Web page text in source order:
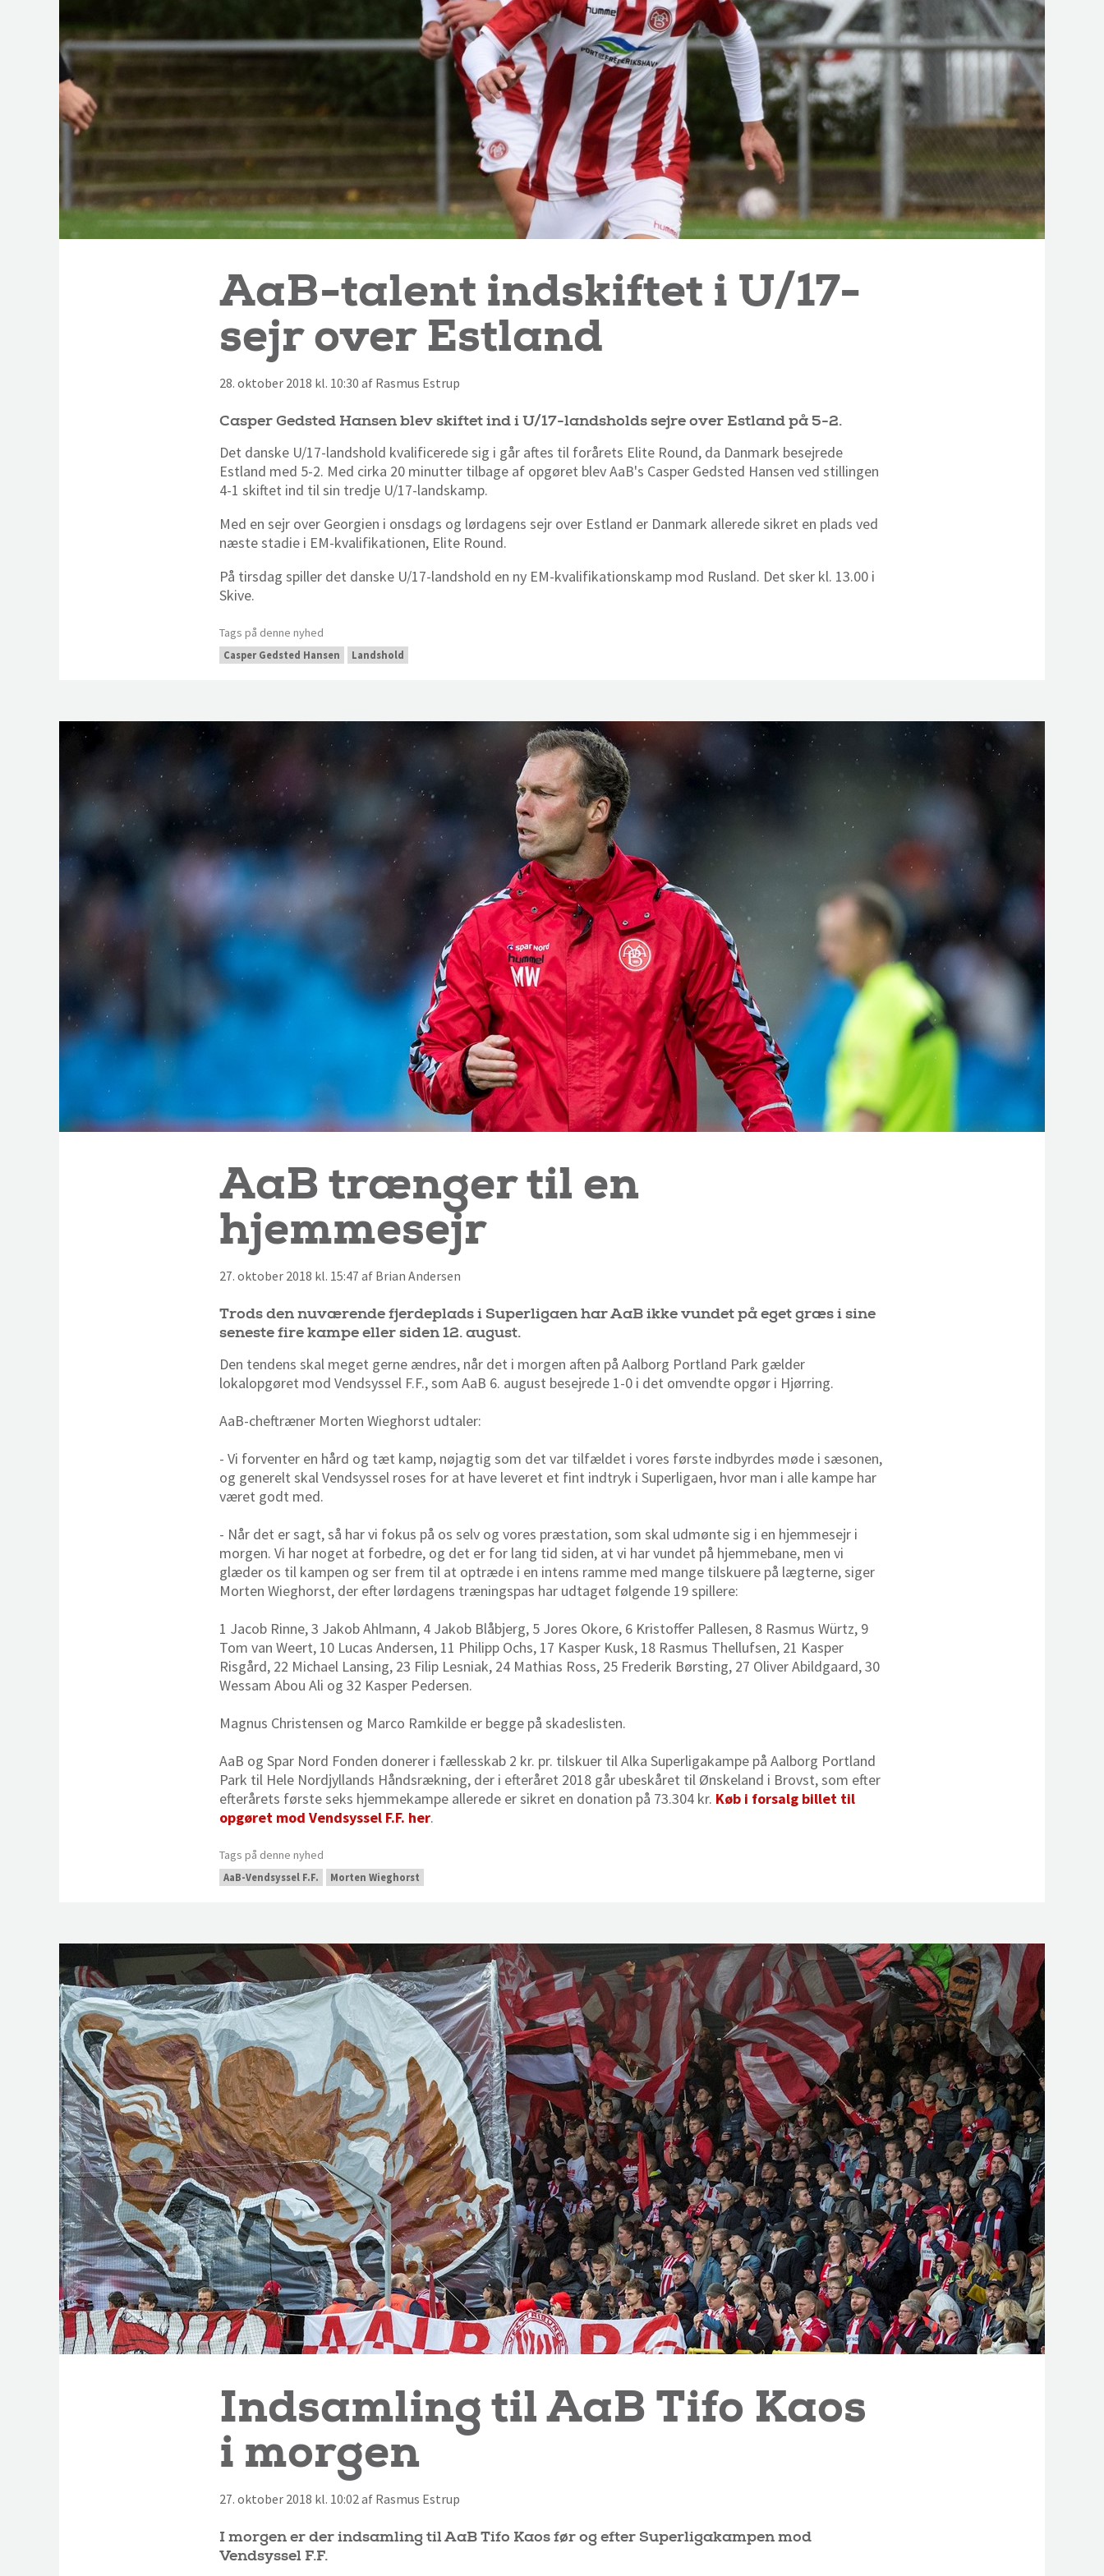
AaB-talent indskiftet i U/17-
sejr over Estland
28. oktober 2018 kl. 10:30 af Rasmus Estrup
Casper Gedsted Hansen blev skiftet ind i U/17-landsholds sejre over Estland på 5-2.
Det danske U/17-landshold kvalificerede sig i går aftes til forårets Elite Round, da Danmark besejrede
Estland med 5-2. Med cirka 20 minutter tilbage af opgøret blev AaB's Casper Gedsted Hansen ved stillingen
4-1 skiftet ind til sin tredje U/17-landskamp.
Med en sejr over Georgien i onsdags og lørdagens sejr over Estland er Danmark allerede sikret en plads ved
næste stadie i EM-kvalifikationen, Elite Round.
På tirsdag spiller det danske U/17-landshold en ny EM-kvalifikationskamp mod Rusland. Det sker kl. 13.00 i
Skive.
Tags på denne nyhed
Casper Gedsted Hansen Landshold
AaB trænger til en
hjemmesejr
27. oktober 2018 kl. 15:47 af Brian Andersen
Trods den nuværende fjerdeplads i Superligaen har AaB ikke vundet på eget græs i sine
seneste fire kampe eller siden 12. august.
Den tendens skal meget gerne ændres, når det i morgen aften på Aalborg Portland Park gælder
lokalopgøret mod Vendsyssel F.F., som AaB 6. august besejrede 1-0 i det omvendte opgør i Hjørring.
AaB-cheftræner Morten Wieghorst udtaler:
- Vi forventer en hård og tæt kamp, nøjagtig som det var tilfældet i vores første indbyrdes møde i sæsonen,
og generelt skal Vendsyssel roses for at have leveret et fint indtryk i Superligaen, hvor man i alle kampe har
været godt med.
- Når det er sagt, så har vi fokus på os selv og vores præstation, som skal udmønte sig i en hjemmesejr i
morgen. Vi har noget at forbedre, og det er for lang tid siden, at vi har vundet på hjemmebane, men vi
glæder os til kampen og ser frem til at optræde i en intens ramme med mange tilskuere på lægterne, siger
Morten Wieghorst, der efter lørdagens træningspas har udtaget følgende 19 spillere:
1 Jacob Rinne, 3 Jakob Ahlmann, 4 Jakob Blåbjerg, 5 Jores Okore, 6 Kristoffer Pallesen, 8 Rasmus Würtz, 9
Tom van Weert, 10 Lucas Andersen, 11 Philipp Ochs, 17 Kasper Kusk, 18 Rasmus Thellufsen, 21 Kasper
Risgård, 22 Michael Lansing, 23 Filip Lesniak, 24 Mathias Ross, 25 Frederik Børsting, 27 Oliver Abildgaard, 30
Wessam Abou Ali og 32 Kasper Pedersen.
Magnus Christensen og Marco Ramkilde er begge på skadeslisten.
AaB og Spar Nord Fonden donerer i fællesskab 2 kr. pr. tilskuer til Alka Superligakampe på Aalborg Portland
Park til Hele Nordjyllands Håndsrækning, der i efteråret 2018 går ubeskåret til Ønskeland i Brovst, som efter
efterårets første seks hjemmekampe allerede er sikret en donation på 73.304 kr. Køb i forsalg billet til
opgøret mod Vendsyssel F.F. her.
Tags på denne nyhed
AaB-Vendsyssel F.F. Morten Wieghorst
Indsamling til AaB Tifo Kaos
i morgen
27. oktober 2018 kl. 10:02 af Rasmus Estrup
I morgen er der indsamling til AaB Tifo Kaos før og efter Superligakampen mod
Vendsyssel F.F.